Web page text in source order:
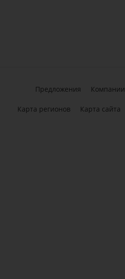
Предложения Компании
Карта регионов Карта сайта